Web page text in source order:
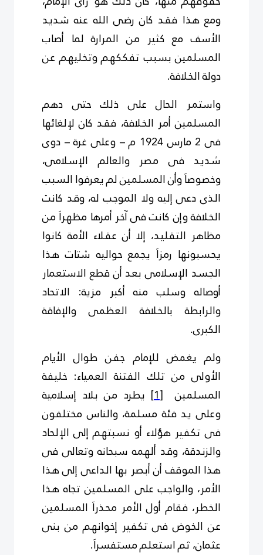
ومع هذا فقد كان رضى الله عنه شديد
الأسف مع كثير من المرارة لما أصاب
المسلمين بسبب تفككهم وتخليهم عن
دولة الخلافة.
واستمر الحال على ذلك حتى دهم
المسلمين أمر الخلافة، فقد كان لإلغائها
فى 2 مارس 1924 م – وعلى غرة – دوى
شديد فى مصر والعالم الإسلامى،
وخصوصاَ وأن المسلمين لم يعرفوا السبب
الذى دعى إليه ولا الموجب له، وقد كانت
الخلافة وإن كانت فى آخر أمرها مظهراَ من
مظاهر التقليد، إلا أن عقلاء الأمة كانوا
يحسبونها رمزاَ يجمع حواليه شتات هذا
الجسد الإسلامى بعد أن قطع الاستعمار
أوصاله وسلب منه أكبر مزية: الاتحاد
والرابطة بالخلافة العظمى والإفاقة
الكبرى.
ولم يغمض للإمام جفن طوال الأيام
الأولى من تلك الفتنة العمياء: خليفة
المسلمين [1]
يطرد من بلاد إسلامية
وعلى يد فئة مسلمة، والناس مختلفون
فى تكفير هؤلاء أو نسبتهم إلى الإلحاد
والزندقة، وقد ألهمه سبحانه وتعالى فى
هذا الموقف أن أبصر بها الداعى إلى هذا
الأمر، والواجب على المسلمين تجاه هذا
الخطر، فقام أول الأمر محذراَ المسلمين
عن الخوض فى تكفير إخوانهم من بنى
عثمان، ثم استعلم مستفسراَ.